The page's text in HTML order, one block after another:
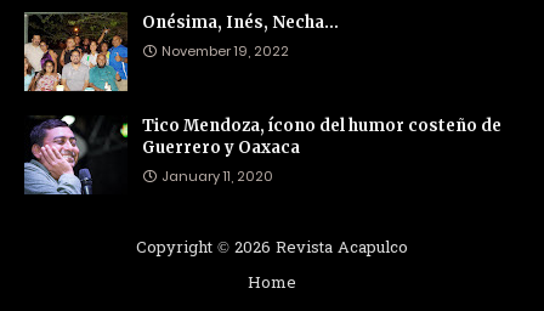
Onésima, Inés, Necha…
November 19, 2022
Tico Mendoza, ícono del humor costeño de
Guerrero y Oaxaca
January 11, 2020
Copyright © 2026 Revista Acapulco
Home